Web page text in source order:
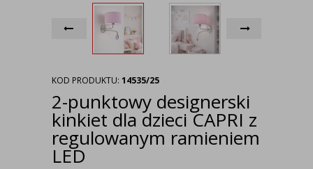
KOD PRODUKTU: 14535/25
2-punktowy designerski
kinkiet dla dzieci CAPRI z
regulowanym ramieniem
LED